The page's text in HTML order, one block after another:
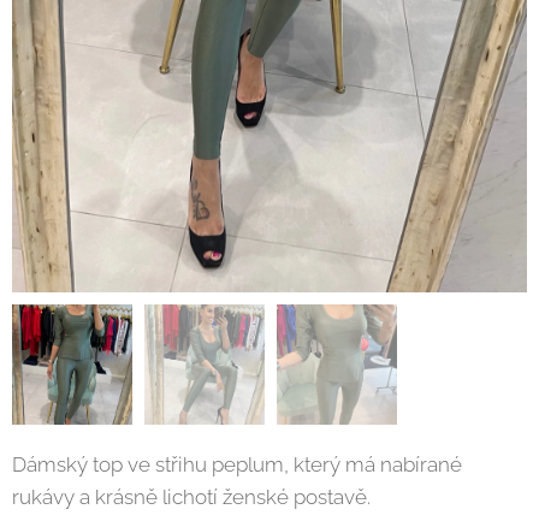
Dámský top ve střihu peplum, který má nabírané
rukávy a krásně lichotí ženské postavě.